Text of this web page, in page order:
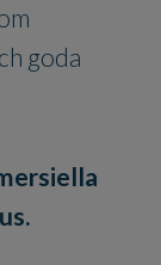
goda